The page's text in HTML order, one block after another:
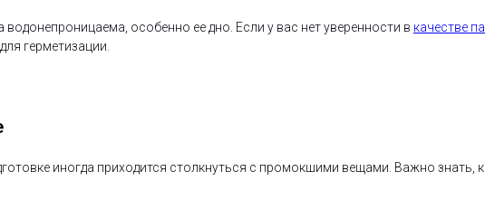
водонепроницаема, особенно ее дно. Если у вас нет уверенности в качестве
герметизации.
иногда приходится столкнуться с промокшими вещами. Важно знать,